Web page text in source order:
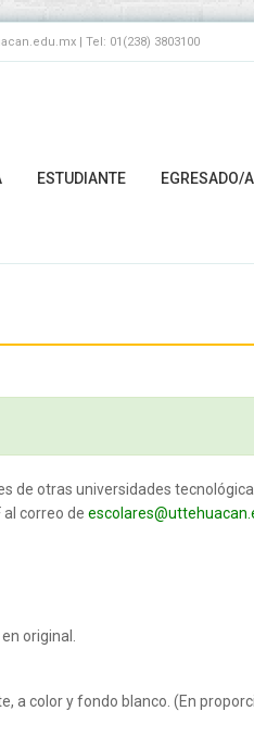
| Tel: 01(238) 3803100
ESTUDIANTE EGRESADO/A
de otras universidades
correo de
original.
a color y fondo blanco. (En